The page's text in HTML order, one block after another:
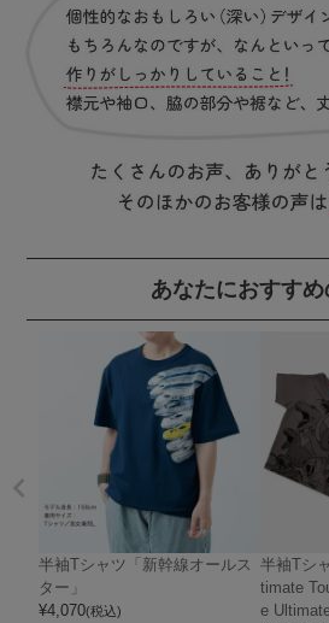
あなたにおすす
半袖Tシャツ「新幹線オールス
ター」
¥4,070(税込)
半袖Tシ
timate
e Ultimate